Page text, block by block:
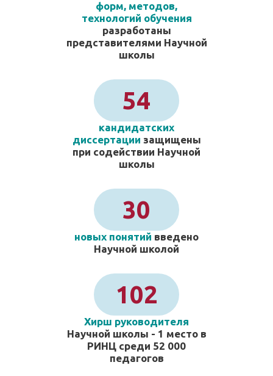
форм, методов,
технологий обучения
разработаны
представителями Научной
школы
54
кандидатских
диссертации защищены
при содействии Научной
школы
30
новых понятий введено
Научной школой
102
Хирш руководителя
Научной школы - 1 место в
РИНЦ среди 52 000
педагогов